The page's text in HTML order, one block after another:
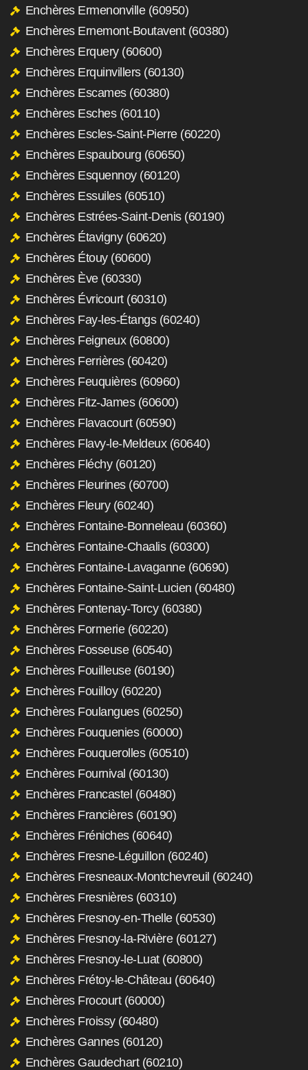
Enchères Ermenonville (60950)
Enchères Ernemont-Boutavent (60380)
Enchères Erquery (60600)
Enchères Erquinvillers (60130)
Enchères Escames (60380)
Enchères Esches (60110)
Enchères Escles-Saint-Pierre (60220)
Enchères Espaubourg (60650)
Enchères Esquennoy (60120)
Enchères Essuiles (60510)
Enchères Estrées-Saint-Denis (60190)
Enchères Étavigny (60620)
Enchères Étouy (60600)
Enchères Ève (60330)
Enchères Évricourt (60310)
Enchères Fay-les-Étangs (60240)
Enchères Feigneux (60800)
Enchères Ferrières (60420)
Enchères Feuquières (60960)
Enchères Fitz-James (60600)
Enchères Flavacourt (60590)
Enchères Flavy-le-Meldeux (60640)
Enchères Fléchy (60120)
Enchères Fleurines (60700)
Enchères Fleury (60240)
Enchères Fontaine-Bonneleau (60360)
Enchères Fontaine-Chaalis (60300)
Enchères Fontaine-Lavaganne (60690)
Enchères Fontaine-Saint-Lucien (60480)
Enchères Fontenay-Torcy (60380)
Enchères Formerie (60220)
Enchères Fosseuse (60540)
Enchères Fouilleuse (60190)
Enchères Fouilloy (60220)
Enchères Foulangues (60250)
Enchères Fouquenies (60000)
Enchères Fouquerolles (60510)
Enchères Fournival (60130)
Enchères Francastel (60480)
Enchères Francières (60190)
Enchères Fréniches (60640)
Enchères Fresne-Léguillon (60240)
Enchères Fresneaux-Montchevreuil (60240)
Enchères Fresnières (60310)
Enchères Fresnoy-en-Thelle (60530)
Enchères Fresnoy-la-Rivière (60127)
Enchères Fresnoy-le-Luat (60800)
Enchères Frétoy-le-Château (60640)
Enchères Frocourt (60000)
Enchères Froissy (60480)
Enchères Gannes (60120)
Enchères Gaudechart (60210)